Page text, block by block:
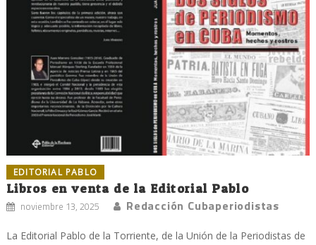
EDITORIAL PABLO
Libros en venta de la Editorial Pablo
noviembre 13, 2025 Redacción Cubaperiodistas
La Editorial Pablo de la Torriente, de la Unión de la Periodistas de